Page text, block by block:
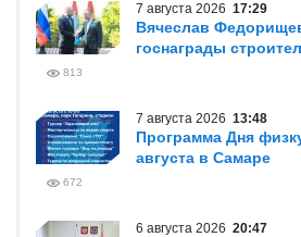
7 августа 2026 17:29
Вячеслав
госнаграды
813
7 августа 2026 13:48
Программа Дня
августа в Самаре
672
6 августа 2026 20:47